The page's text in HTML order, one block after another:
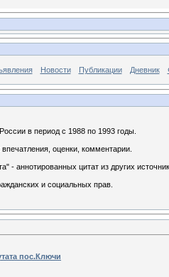
Новости Публикации Дневник
в период с 1988 по 1993 годы.
оценки, комментарии.
- аннотированных цитат из других
и социальных прав.
пос.Ключи